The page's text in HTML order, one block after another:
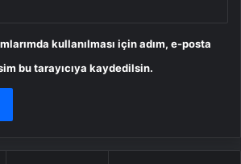
kullanılması için adım, e-posta
bu tarayıcıya kaydedilsin.